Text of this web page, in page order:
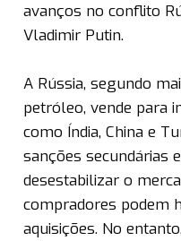
avanços no conflito
Vladimir Putin.
A Rússia, segundo
petróleo, vende para
como Índia, China e
sanções secundárias
desestabilizar o
compradores podem
aquisições. No